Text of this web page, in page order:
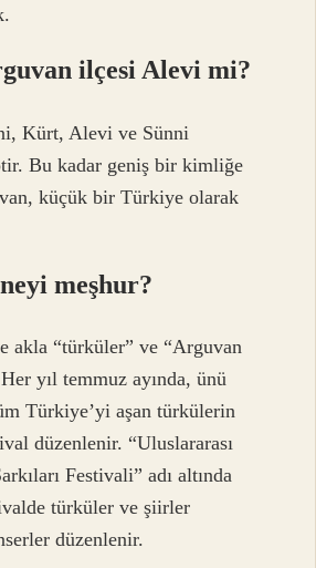
ilçesi Alevi mi?
Kürt, Alevi ve Sünni
Bu kadar geniş bir kimliğe
küçük bir Türkiye olarak
meşhur?
akla “türküler” ve “Arguvan
yıl temmuz ayında, ünü
Türkiye’yi aşan türkülerin
düzenlenir. “Uluslararası
Festivali” adı altında
türküler ve şiirler
düzenlenir.